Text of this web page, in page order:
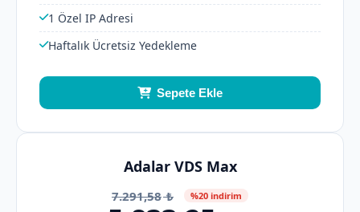
1 Özel IP Adresi
Haftalık Ücretsiz Yedekleme
Sepete Ekle
Adalar VDS Max
7.291,58₺ %20 indirim